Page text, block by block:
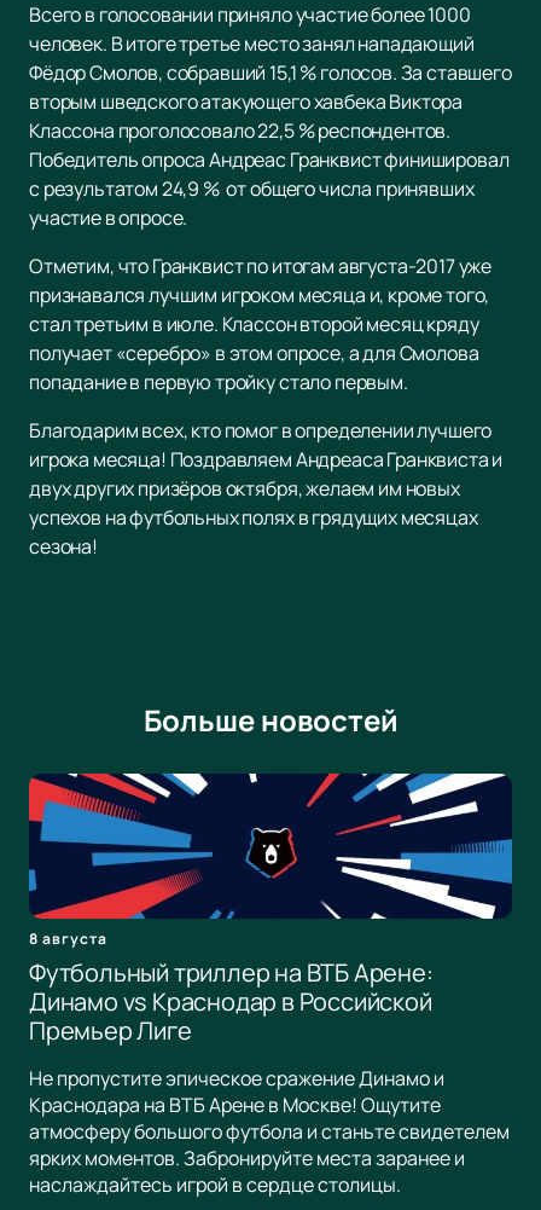
Всего в голосовании приняло участие более 1000
человек. В итоге третье место занял нападающий
Фёдор Смолов, собравший 15,1 % голосов. За ставшего
вторым шведского атакующего хавбека Виктора
Классона проголосовало 22,5 % респондентов.
Победитель опроса Андреас Гранквист финишировал
с результатом 24,9 % от общего числа принявших
участие в опросе.
Отметим, что Гранквист по итогам августа-2017 уже
признавался лучшим игроком месяца и, кроме того,
стал третьим в июле. Классон второй месяц кряду
получает «серебро» в этом опросе, а для Смолова
попадание в первую тройку стало первым.
Благодарим всех, кто помог в определении лучшего
игрока месяца! Поздравляем Андреаса Гранквиста и
двух других призёров октября, желаем им новых
успехов на футбольных полях в грядущих месяцах
сезона!
Больше новостей
8 августа
Футбольный триллер на ВТБ Арене:
Динамо vs Краснодар в Российской
Премьер Лиге
Не пропустите эпическое сражение Динамо и
Краснодара на ВТБ Арене в Москве! Ощутите
атмосферу большого футбола и станьте свидетелем
ярких моментов. Забронируйте места заранее и
наслаждайтесь игрой в сердце столицы.